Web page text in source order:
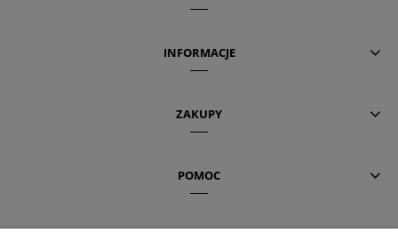
INFORMACJE
ZAKUPY
POMOC